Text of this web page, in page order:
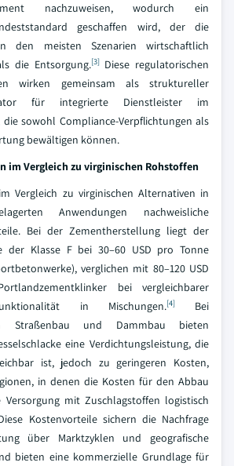
nachzuweisen, wodurch ein
geschaffen wird, der die
den meisten Szenarien wirtschaftlich
die Entsorgung.[3]Diese regulatorischen
wirken gemeinsam als struktureller
für integrierte Dienstleister im
die sowohl Compliance-Verpflichtungen als
bewältigen können.
im Vergleich zu virginischen Rohstoffen
Vergleich zu virginischen Alternativen in
Anwendungen nachweisliche
Bei der Zementherstellung liegt der
der Klasse F bei 30–60 USD pro Tonne
verglichen mit 80–120 USD
bei vergleichbarer
in Mischungen.[4]Bei
Straßenbau und Dammbau bieten
eine Verdichtungsleistung, die
ist, jedoch zu geringeren Kosten,
in denen die Kosten für den Abbau
mit Zuschlagstoffen logistisch
Kostenvorteile sichern die Nachfrage
über Marktzyklen und geografische
bieten eine kommerzielle Grundlage für